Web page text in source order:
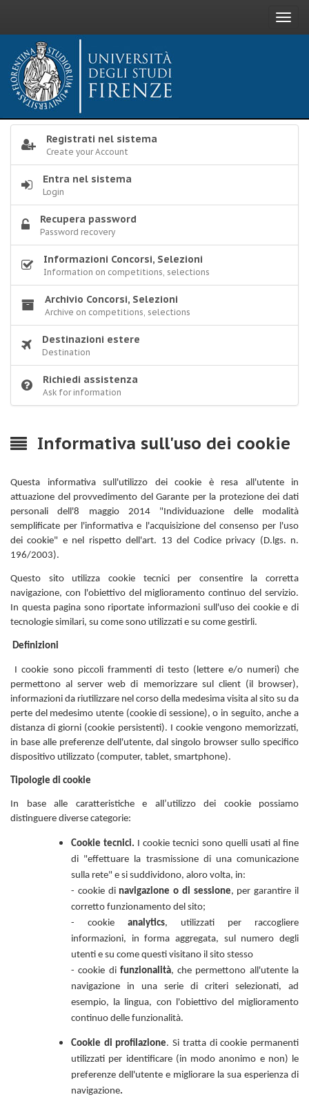
Registrati nel sistema
Create your Account
Entra nel sistema
Login
Recupera password
Password recovery
Informazioni Concorsi, Selezioni
Information on competitions, selections
Archivio Concorsi, Selezioni
Archive on competitions, selections
Destinazioni estere
Destination
Richiedi assistenza
Ask for information
Informativa sull'uso dei cookie
Questa informativa sull'utilizzo dei cookie è resa all'utente in
attuazione del provvedimento del Garante per la protezione dei dati
personali dell'8 maggio 2014 "Individuazione delle modalità
semplificate per l'informativa e l'acquisizione del consenso per l'uso
dei cookie" e nel rispetto dell'art. 13 del Codice privacy (D.lgs. n.
196/2003).
Questo sito utilizza cookie tecnici per consentire la corretta
navigazione, con l'obiettivo del miglioramento continuo del servizio.
In questa pagina sono riportate informazioni sull'uso dei cookie e di
tecnologie similari, su come sono utilizzati e su come gestirli.
Definizioni
I cookie sono piccoli frammenti di testo (lettere e/o numeri) che
permettono al server web di memorizzare sul client (il browser),
informazioni da riutilizzare nel corso della medesima visita al sito su da
perte del medesimo utente (cookie di sessione), o in seguito, anche a
distanza di giorni (cookie persistenti). I cookie vengono memorizzati,
in base alle preferenze dell'utente, dal singolo browser sullo specifico
dispositivo utilizzato (computer, tablet, smartphone).
Tipologie di cookie
In base alle caratteristiche e all’utilizzo dei cookie possiamo
distinguere diverse categorie:
Cookie tecnici. I cookie tecnici sono quelli usati al fine
di "effettuare la trasmissione di una comunicazione
sulla rete" e si suddividono, aloro volta, in:
- cookie dinavigazione o di sessione, per garantire il
corretto funzionamento del sito;
- cookie analytics, utilizzati per raccogliere
informazioni, in forma aggregata, sul numero degli
utenti e su come questi visitano il sito stesso
- cookie di funzionalità, che permettono all'utente la
navigazione in una serie di criteri selezionati, ad
esempio, la lingua, con l'obiettivo del miglioramento
continuo delle funzionalità.
Cookie di profilazione. Si tratta di cookie permanenti
utilizzati per identificare (in modo anonimo e non) le
preferenze dell'utente e migliorare la sua esperienza di
navigazione.